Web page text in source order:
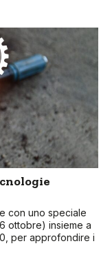
con uno speciale
ottobre) insieme a
per approfondire i